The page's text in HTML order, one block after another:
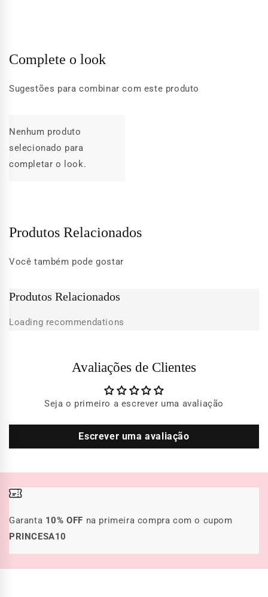
Complete o look
Sugestões para combinar com este produto
Nenhum produto
selecionado para
completar o look.
Produtos Relacionados
Você também pode gostar
Produtos Relacionados
Loading recommendations
Avaliações de Clientes
Seja o primeiro a escrever uma avaliação
Escrever uma avaliação
Garanta 10% OFF na primeira compra com o cupom
PRINCESA10